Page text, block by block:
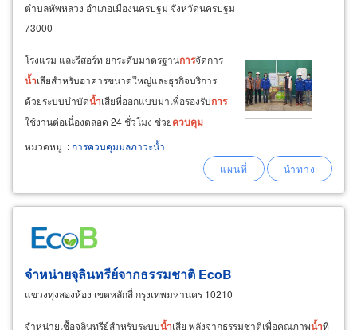
ตำบลทัพหลวง อำเภอเมืองนครปฐม จังหวัดนครปฐม
73000
โรงแรม และรีสอร์ท ยกระดับมาตรฐานการจัดการ
น้ำเสียสำหรับอาคารขนาดใหญ่และธุรกิจบริการ
ด้วยระบบบำบัดน้ำเสียที่ออกแบบมาเพื่อรองรับการ
ใช้งานต่อเนื่องตลอด 24 ชั่วโมง ช่วยควบคุม
คุณภาพน้ำ ลดกลิ่น และสร้างภาพลักษณ์ที่ดีด้านสุข
คอนโดมิเนียม โรงแรม และรีสอร์ทที่ต้องการระบบ
การ
หมวดหมู่ : การควบคุมมลภาวะน้ำ
จำหน่ายจุลินทรีย์จากธรรมชาติ EcoB
แขวงทุ่งสองห้อง เขตหลักสี่ กรุงเทพมหานคร 10210
จำหน่ายเชื้อจุลินทรีย์สำหรับระบบน้ำเสีย พลังจากธรรมชาติเพื่อคุณภาพน้ำที่